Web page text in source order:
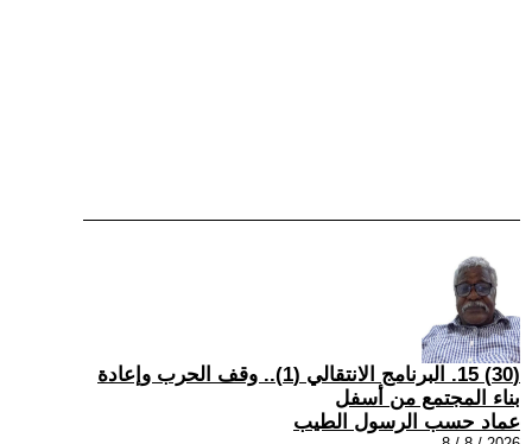
(30) 15. البرنامج الانتقالي (1).. وقف الحرب وإعادة
بناء المجتمع من أسفل
عماد حسب الرسول الطيب